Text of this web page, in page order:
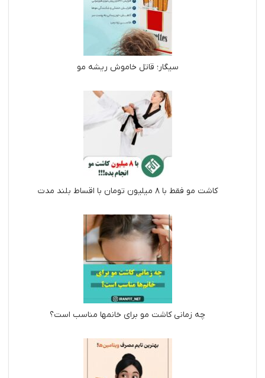
سیگار؛ قاتل خاموش ریشه مو
کاشت مو فقط با ۸ میلیون تومان با اقساط بلند مدت
چه زمانی کاشت مو برای خانمها مناسب است؟